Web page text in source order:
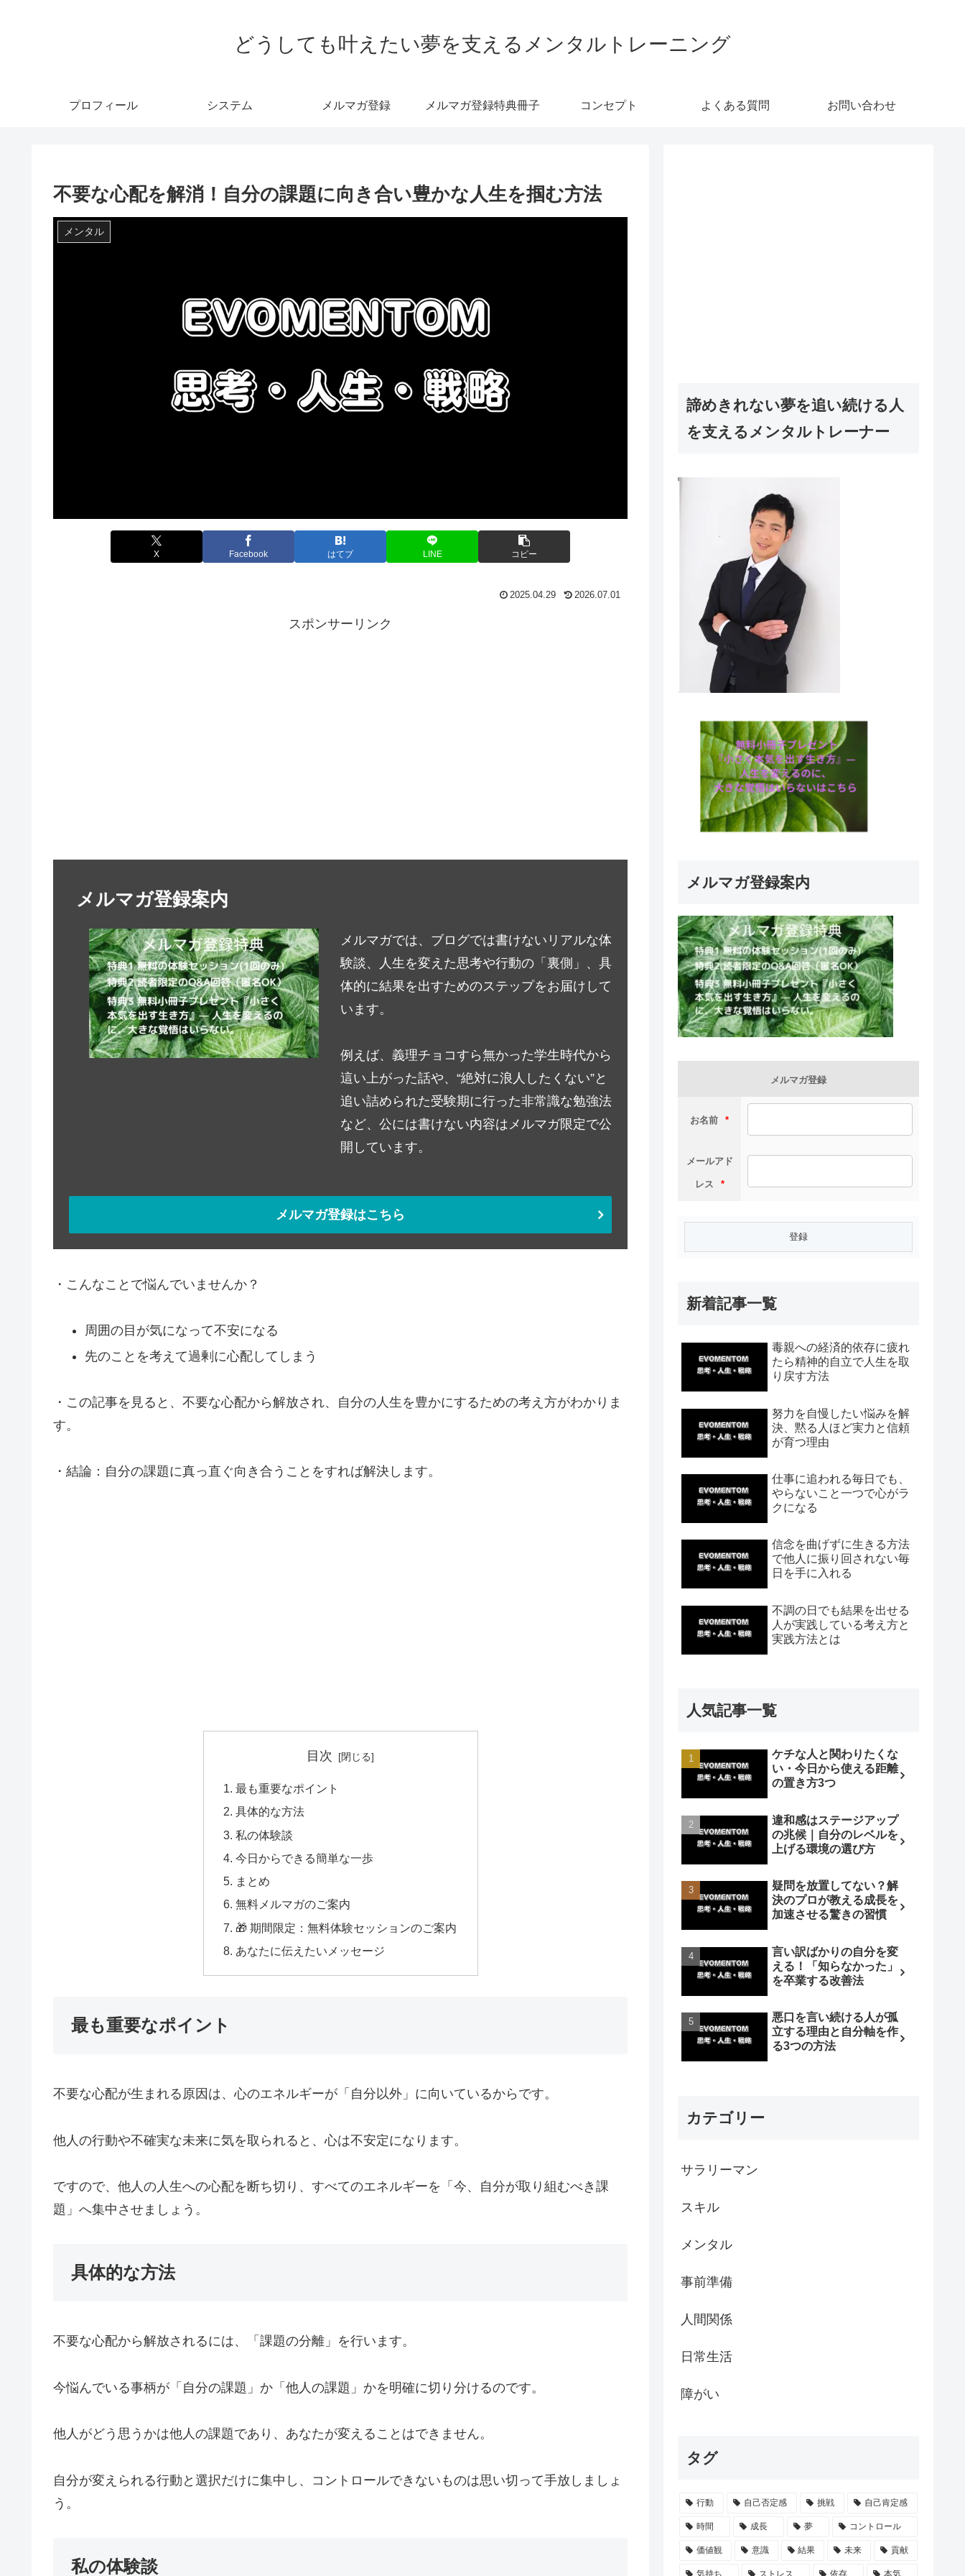
どうしても叶えたい夢を支えるメンタルトレーニング
プロフィール システム メルマガ登録 メルマガ登録特典冊子 コンセプト よくある質問 お問い合わせ
不要な心配を解消！自分の課題に向き合い豊かな人生を掴む方法
メンタル
X Facebook はてブ LINE コピー
2025.04.29 2026.07.01
スポンサーリンク
メルマガ登録案内
メルマガでは、ブログでは書けないリアルな体
験談、人生を変えた思考や行動の「裏側」、具
体的に結果を出すためのステップをお届けして
います。
例えば、義理チョコすら無かった学生時代から
這い上がった話や、“絶対に浪人したくない”と
追い詰められた受験期に行った非常識な勉強法
など、公には書けない内容はメルマガ限定で公
開しています。
メルマガ登録はこちら
・こんなことで悩んでいませんか？
周囲の目が気になって不安になる
先のことを考えて過剰に心配してしまう
・この記事を見ると、不要な心配から解放され、自分の人生を豊かにするための考え方がわかりま
す。
・結論：自分の課題に真っ直ぐ向き合うことをすれば解決します。
目次
最も重要なポイント
具体的な方法
私の体験談
今日からできる簡単な一歩
まとめ
無料メルマガのご案内
🎁 期間限定：無料体験セッションのご案内
あなたに伝えたいメッセージ
最も重要なポイント
不要な心配が生まれる原因は、心のエネルギーが「自分以外」に向いているからです。
他人の行動や不確実な未来に気を取られると、心は不安定になります。
ですので、他人の人生への心配を断ち切り、すべてのエネルギーを「今、自分が取り組むべき課
題」へ集中させましょう。
具体的な方法
不要な心配から解放されるには、「課題の分離」を行います。
今悩んでいる事柄が「自分の課題」か「他人の課題」かを明確に切り分けるのです。
他人がどう思うかは他人の課題であり、あなたが変えることはできません。
自分が変えられる行動と選択だけに集中し、コントロールできないものは思い切って手放しましょ
う。
私の体験談
諦めきれない夢を追い続ける人
を支えるメンタルトレーナー
メルマガ登録案内
メルマガ登録
お名前 *
メールアド
レス *
新着記事一覧
毒親への経済的依存に疲れ
たら精神的自立で人生を取
り戻す方法
努力を自慢したい悩みを解
決、黙る人ほど実力と信頼
が育つ理由
仕事に追われる毎日でも、
やらないこと一つで心がラ
クになる
信念を曲げずに生きる方法
で他人に振り回されない毎
日を手に入れる
不調の日でも結果を出せる
人が実践している考え方と
実践方法とは
人気記事一覧
ケチな人と関わりたくな
い・今日から使える距離
の置き方3つ
違和感はステージアップ
の兆候｜自分のレベルを
上げる環境の選び方
疑問を放置してない？解
決のプロが教える成長を
加速させる驚きの習慣
言い訳ばかりの自分を変
える！「知らなかった」
を卒業する改善法
悪口を言い続ける人が孤
立する理由と自分軸を作
る3つの方法
カテゴリー
サラリーマン
スキル
メンタル
事前準備
人間関係
日常生活
障がい
タグ
行動 自己否定感 挑戦 自己肯定感
時間 成長 夢 コントロール
価値観 意識 結果 未来 貢献